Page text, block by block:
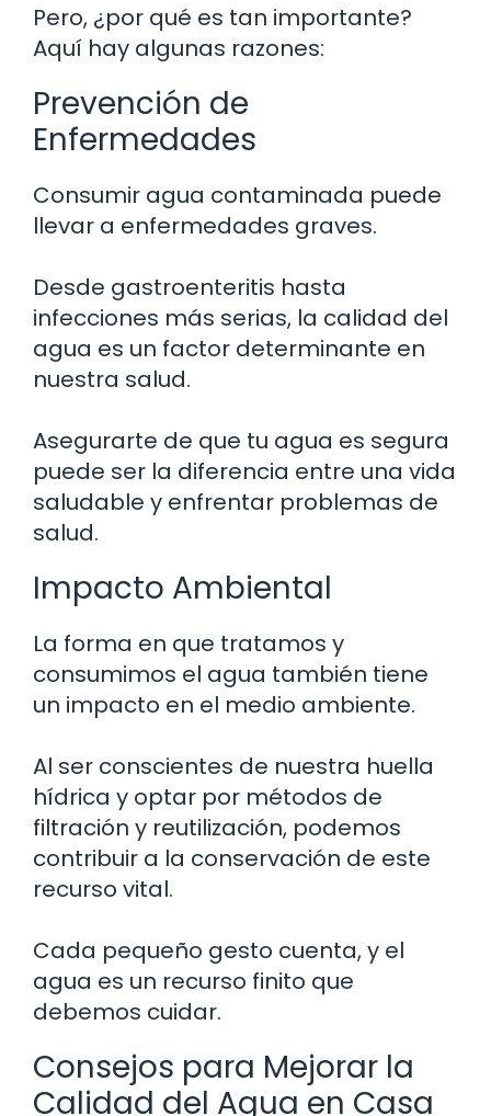
Pero, ¿por qué es tan importante?
Aquí hay algunas razones:
Prevención de
Enfermedades
Consumir agua contaminada puede
llevar a enfermedades graves.
Desde gastroenteritis hasta
infecciones más serias, la calidad del
agua es un factor determinante en
nuestra salud.
Asegurarte de que tu agua es segura
puede ser la diferencia entre una vida
saludable y enfrentar problemas de
salud.
Impacto Ambiental
La forma en que tratamos y
consumimos el agua también tiene
un impacto en el medio ambiente.
Al ser conscientes de nuestra huella
hídrica y optar por métodos de
filtración y reutilización, podemos
contribuir a la conservación de este
recurso vital.
Cada pequeño gesto cuenta, y el
agua es un recurso finito que
debemos cuidar.
Consejos para Mejorar la
Calidad del Agua en Casa